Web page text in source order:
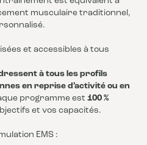
musculaire traditionnel,
et accessibles à tous
à tous les profils
en reprise d’activité ou en
programme est 100 %
et vos capacités.
EMS :